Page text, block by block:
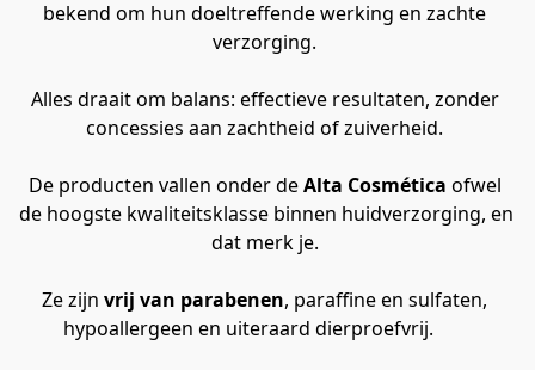
bekend om hun doeltreffende werking en zachte
verzorging.
Alles draait om balans: effectieve resultaten, zonder
concessies aan zachtheid of zuiverheid.
De producten vallen onder de Alta Cosmética ofwel
de hoogste kwaliteitsklasse binnen huidverzorging, en
dat merk je.
Ze zijn vrij van parabenen, paraffine en sulfaten,
hypoallergeen en uiteraard dierproefvrij.